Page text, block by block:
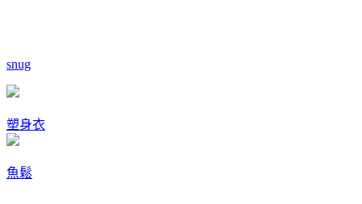
snug
塑身衣
魚鬆